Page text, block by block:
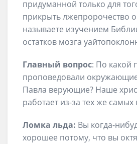
придуманной только для
прикрыть лжепророчество
называете изучением
остатков мозга
Главный вопрос: По какой
проповедовали
Павла верующие? Наше
работает из-за тех же
Ломка льда: Вы когда-
хорошее потому, что вы